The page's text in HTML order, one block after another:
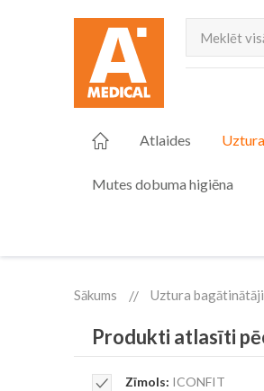
Atlaides
Mutes dobuma higiēna
Sākums Uztura bagātinātāji
Produkti atlasīti
Zīmols ICONFIT
Remove